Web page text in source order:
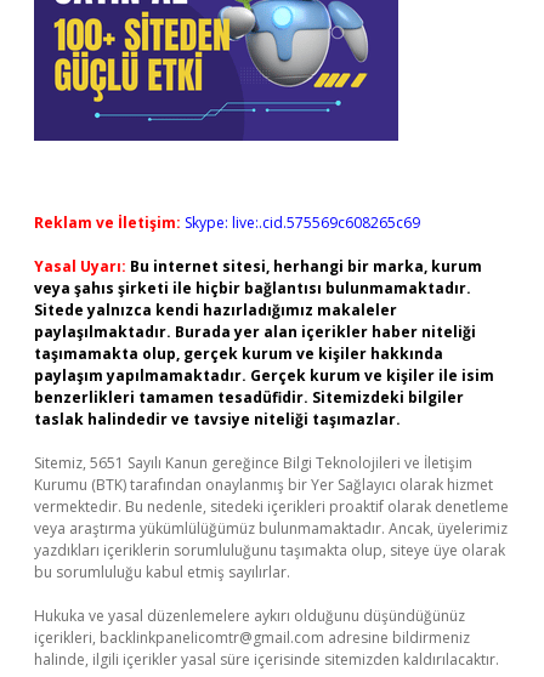
Reklam ve İletişim: Skype: live:.cid.575569c608265c69
Yasal Uyarı: Bu internet sitesi, herhangi bir marka, kurum
veya şahıs şirketi ile hiçbir bağlantısı bulunmamaktadır.
Sitede yalnızca kendi hazırladığımız makaleler
paylaşılmaktadır. Burada yer alan içerikler haber niteliği
taşımamakta olup, gerçek kurum ve kişiler hakkında
paylaşım yapılmamaktadır. Gerçek kurum ve kişiler ile isim
benzerlikleri tamamen tesadüfidir. Sitemizdeki bilgiler
taslak halindedir ve tavsiye niteliği taşımazlar.
Sitemiz, 5651 Sayılı Kanun gereğince Bilgi Teknolojileri ve İletişim
Kurumu (BTK) tarafından onaylanmış bir Yer Sağlayıcı olarak hizmet
vermektedir. Bu nedenle, sitedeki içerikleri proaktif olarak denetleme
veya araştırma yükümlülüğümüz bulunmamaktadır. Ancak, üyelerimiz
yazdıkları içeriklerin sorumluluğunu taşımakta olup, siteye üye olarak
bu sorumluluğu kabul etmiş sayılırlar.
Hukuka ve yasal düzenlemelere aykırı olduğunu düşündüğünüz
içerikleri, backlinkpanelicomtr@gmail.com adresine bildirmeniz
halinde, ilgili içerikler yasal süre içerisinde sitemizden kaldırılacaktır.